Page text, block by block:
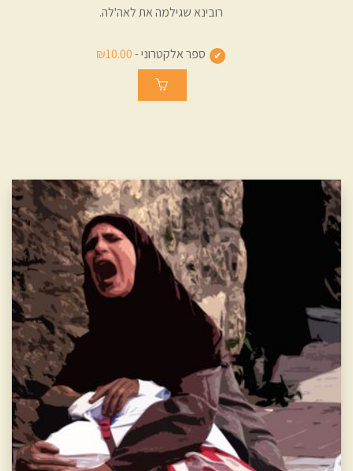
רובינא שגילמה את לאה'לה.
ספר אלקטרוני -₪10.00